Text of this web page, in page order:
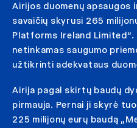
Airijos duomenų
savaičių skyrusi 265
Platforms Ireland Limited“.
netinkamas saugumo
užtikrinti adekvataus
Airija pagal skirtų baudų
pirmauja. Pernai ji skyrė
225 milijonų eurų baudą